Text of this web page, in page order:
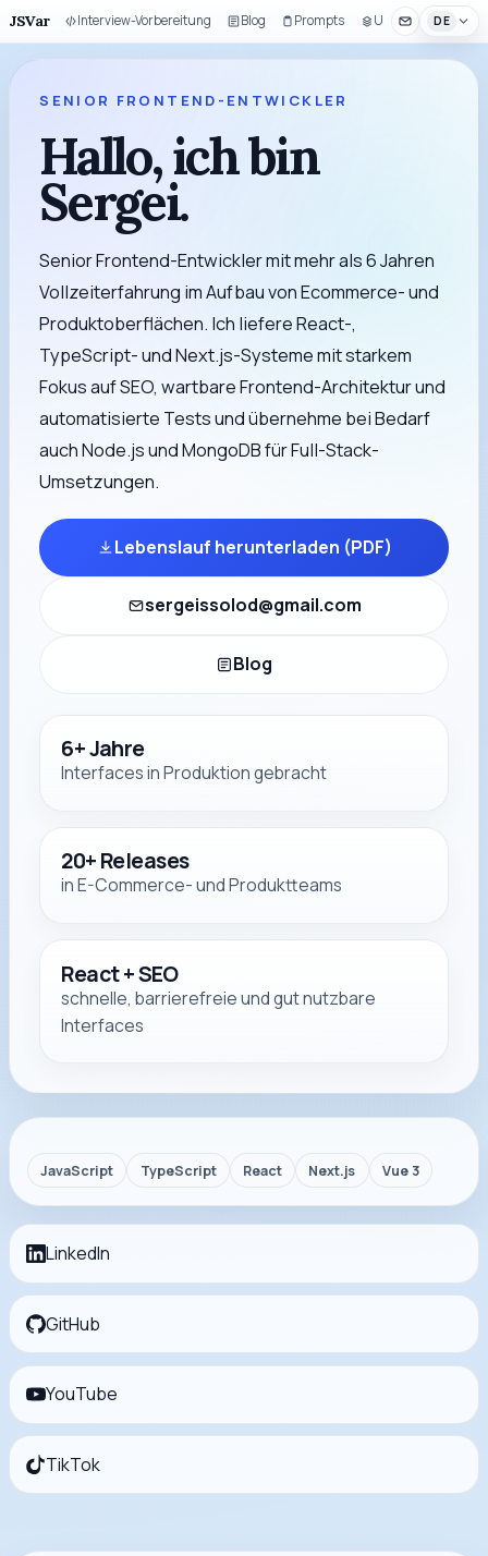
JSVar Interview-Vorbereitung Blog Prompts UI-Baukasten
DE
SENIOR FRONTEND-ENTWICKLER
Hallo, ich bin
Sergei.
Senior Frontend-Entwickler mit mehr als 6 Jahren
Vollzeiterfahrung im Aufbau von Ecommerce- und
Produktoberflächen. Ich liefere React-,
TypeScript- und Next.js-Systeme mit starkem
Fokus auf SEO, wartbare Frontend-Architektur und
automatisierte Tests und übernehme bei Bedarf
auch Node.js und MongoDB für Full-Stack-
Umsetzungen.
Lebenslauf herunterladen (PDF)
sergeissolod@gmail.com
Blog
6+ Jahre
Interfaces in Produktion gebracht
20+ Releases
in E-Commerce- und Produktteams
React + SEO
schnelle, barrierefreie und gut nutzbare
Interfaces
JavaScript TypeScript React Next.js Vue 3
LinkedIn
GitHub
YouTube
TikTok